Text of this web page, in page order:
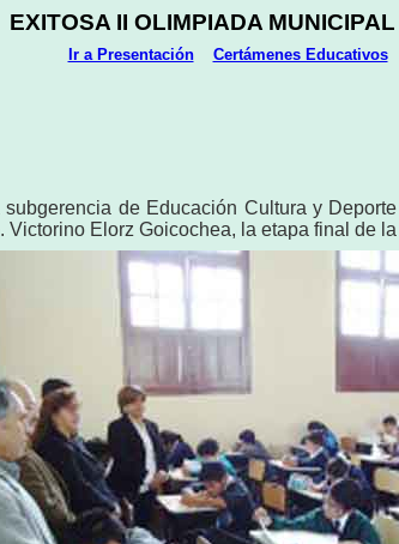
EXITOSA II OLIMPIADA
Ir a Presentación Certámenes Educativos
de Educación Cultura y
Elorz Goicochea, la etapa final de